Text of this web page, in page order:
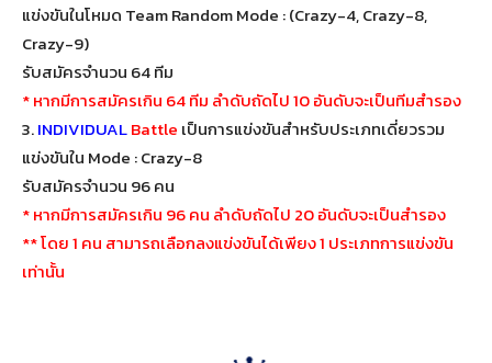
แข่งขันในโหมด Team Random Mode : (Crazy-4, Crazy-8,
Crazy-9)
รับสมัครจำนวน 64 ทีม
* หากมีการสมัครเกิน 64 ทีม ลำดับถัดไป 10 อันดับจะเป็นทีมสำรอง
3.INDIVIDUALBattle เป็นการแข่งขันสำหรับประเภทเดี่ยวรวม
แข่งขันใน Mode : Crazy-8
รับสมัครจำนวน 96 คน
* หากมีการสมัครเกิน 96 คน ลำดับถัดไป 20 อันดับจะเป็นสำรอง
** โดย 1 คน สามารถเลือกลงแข่งขันได้เพียง 1 ประเภทการแข่งขัน
เท่านั้น